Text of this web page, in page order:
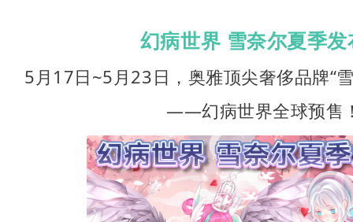
幻病世界 雪奈尔夏季发
5月17日~5月23日，奥雅顶尖奢侈品牌“
——幻病世界全球预售